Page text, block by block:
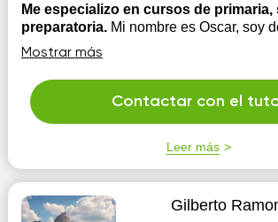
Me especializo en cursos de primaria,
preparatoria. Mi nombre es Oscar, soy
Historia con una experiencia
de primaria, secundaria y bachillerato,
la oportunidad de adaptarme a los
desafíos que cada etapa educativa
enfoque se centra en transformar la
Mostrar más
Contactar con el
Leer más
Gilberto